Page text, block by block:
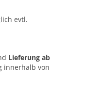
evtl.
Lieferung ab
innerhalb von